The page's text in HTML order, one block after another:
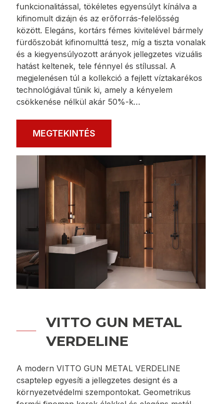
funkcionalitással, tökéletes egyensúlyt kínálva a
kifinomult dizájn és az erőforrás-felelősség
között. Elegáns, kortárs fémes kivitelével bármely
fürdőszobát kifinomulttá tesz, míg a tiszta vonalak
és a kiegyensúlyozott arányok jellegzetes vizuális
hatást keltenek, tele fénnyel és stílussal. A
megjelenésen túl a kollekció a fejlett víztakarékos
technológiával tűnik ki, amely a kényelem
csökkenése nélkül akár 50%-k…
MEGTEKINTÉS
VITTO GUN METAL
VERDELINE
A modern VITTO GUN METAL VERDELINE
csaptelep egyesíti a jellegzetes designt és a
környezetvédelmi szempontokat. Geometrikus